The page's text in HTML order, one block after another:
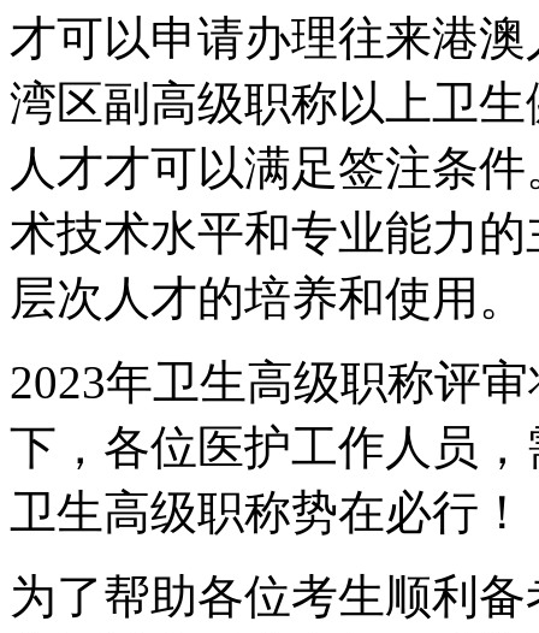
才可以申请办理往来港
湾区副高级职称以上卫
人才才可以满足签注条件
术技术水平和专业能力
层次人才的培养和使用。
2023年卫生高级职称评
下，各位医护工作人员
卫生高级职称势在必行！
为了帮助各位考生顺利